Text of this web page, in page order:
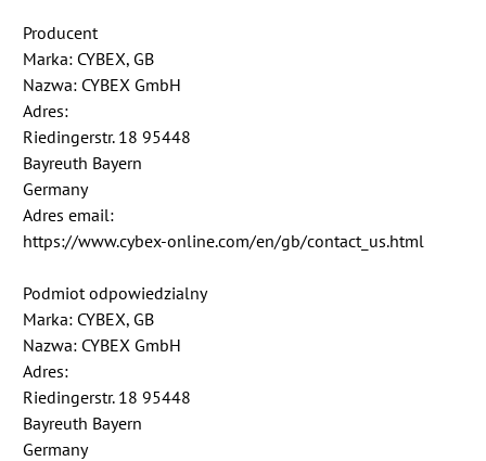
Producent
Marka: CYBEX, GB
Nazwa: CYBEX GmbH
Adres:
Riedingerstr. 18 95448
Bayreuth Bayern
Germany
Adres email:
https://www.cybex-online.com/en/gb/contact_us.html
Podmiot odpowiedzialny
Marka: CYBEX, GB
Nazwa: CYBEX GmbH
Adres:
Riedingerstr. 18 95448
Bayreuth Bayern
Germany